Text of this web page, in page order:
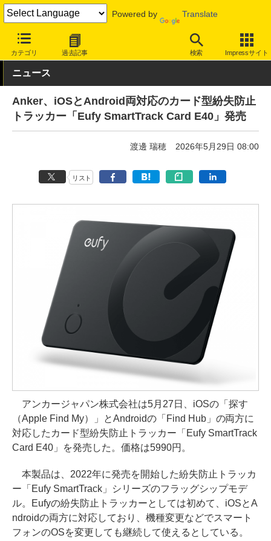
Powered by Translate
カテゴリ 過去記事 検索 Impressサイト
INTERNET Watch ハードウェア
ニュース
Anker、iOSとAndroid両対応のカード型紛失防止
トラッカー「Eufy SmartTrack Card E40」発売
渡邊 瑞穂 2026年5月29日 08:00
リスト
アンカージャパン株式会社は5月27日、iOSの「探す
（Apple Find My）」とAndroidの「Find Hub」の両方に
対応したカード型紛失防止トラッカー「Eufy SmartTrack
Card E40」を発売した。価格は5990円。
本製品は、2022年に発売を開始した紛失防止トラッカ
ー「Eufy SmartTrack」シリーズのフラッグシップモデ
ル。Eufyの紛失防止トラッカーとしては初めて、iOSとA
ndroidの両方に対応しており、機種変更などでスマート
フォンのOSを変更しても継続して使えるとしている。